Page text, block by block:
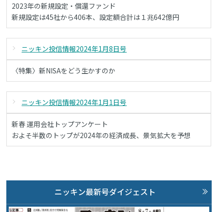
2023年の新規設定・償還ファンド
新規設定は45社から406本、設定額合計は１兆642億円
ニッキン投信情報2024年1月8日号
〈特集〉新NISAをどう生かすのか
ニッキン投信情報2024年1月1日号
新春 運用会社トップアンケート
およそ半数のトップが2024年の経済成長、景気拡大を予想
ニッキン最新号ダイジェスト